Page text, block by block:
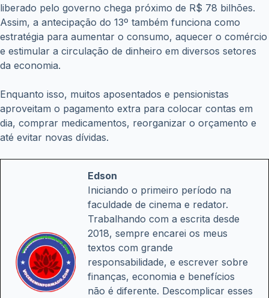
liberado pelo governo chega próximo de R$ 78 bilhões.
Assim, a antecipação do 13º também funciona como
estratégia para aumentar o consumo, aquecer o comércio
e estimular a circulação de dinheiro em diversos setores
da economia.
Enquanto isso, muitos aposentados e pensionistas
aproveitam o pagamento extra para colocar contas em
dia, comprar medicamentos, reorganizar o orçamento e
até evitar novas dívidas.
Edson
Iniciando o primeiro período na
faculdade de cinema e redator.
Trabalhando com a escrita desde
2018, sempre encarei os meus
textos com grande
responsabilidade, e escrever sobre
finanças, economia e benefícios
não é diferente. Descomplicar esses